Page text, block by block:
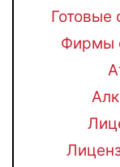
Фирмы